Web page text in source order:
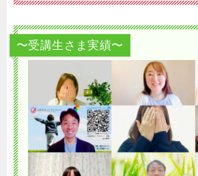
〜受講生さま実績〜